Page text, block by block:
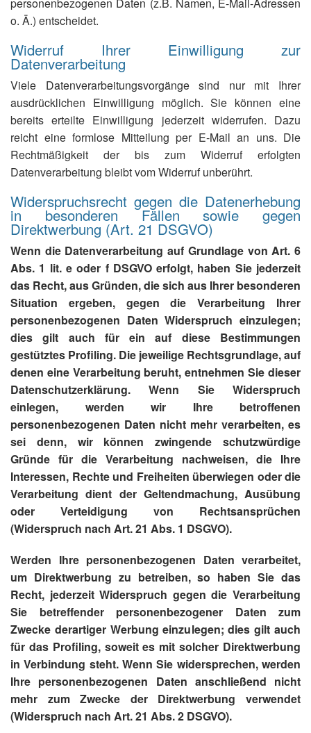
o. Ä.) entscheidet.
Widerruf Ihrer Einwilligung zur
Datenverarbeitung
Viele Datenverarbeitungsvorgänge sind nur mit Ihrer
ausdrücklichen Einwilligung möglich. Sie können eine
bereits erteilte Einwilligung jederzeit widerrufen. Dazu
reicht eine formlose Mitteilung per E-Mail an uns. Die
Rechtmäßigkeit der bis zum Widerruf erfolgten
Datenverarbeitung bleibt vom Widerruf unberührt.
Widerspruchsrecht gegen die Datenerhebung
in besonderen Fällen sowie gegen
Direktwerbung (Art. 21 DSGVO)
Wenn die Datenverarbeitung auf Grundlage von Art. 6
Abs. 1 lit. e oder f DSGVO erfolgt, haben Sie jederzeit
das Recht, aus Gründen, die sich aus Ihrer besonderen
Situation ergeben, gegen die Verarbeitung Ihrer
personenbezogenen Daten Widerspruch einzulegen;
dies gilt auch für ein auf diese Bestimmungen
gestütztes Profiling. Die jeweilige Rechtsgrundlage, auf
denen eine Verarbeitung beruht, entnehmen Sie dieser
Datenschutzerklärung. Wenn Sie Widerspruch
einlegen, werden wir Ihre betroffenen
personenbezogenen Daten nicht mehr verarbeiten, es
sei denn, wir können zwingende schutzwürdige
Gründe für die Verarbeitung nachweisen, die Ihre
Interessen, Rechte und Freiheiten überwiegen oder die
Verarbeitung dient der Geltendmachung, Ausübung
oder Verteidigung von Rechtsansprüchen
(Widerspruch nach Art. 21 Abs. 1 DSGVO).
Werden Ihre personenbezogenen Daten verarbeitet,
um Direktwerbung zu betreiben, so haben Sie das
Recht, jederzeit Widerspruch gegen die Verarbeitung
Sie betreffender personenbezogener Daten zum
Zwecke derartiger Werbung einzulegen; dies gilt auch
für das Profiling, soweit es mit solcher Direktwerbung
in Verbindung steht. Wenn Sie widersprechen, werden
Ihre personenbezogenen Daten anschließend nicht
mehr zum Zwecke der Direktwerbung verwendet
(Widerspruch nach Art. 21 Abs. 2 DSGVO).